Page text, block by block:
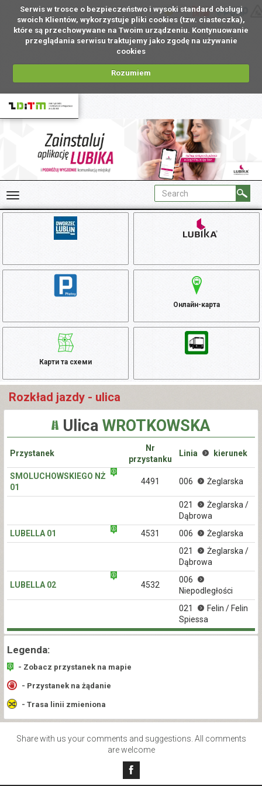
Serwis w trosce o bezpieczeństwo i wysoki standard obsługi
swoich Klientów, wykorzystuje pliki cookies (tzw. ciasteczka),
które są przechowywane na Twoim urządzeniu. Kontynuowanie
przeglądania serwisu traktujemy jako zgodę na używanie
cookies
Rozumiem
UA
Онлайн-карта
Карти та схеми
Rozkład jazdy - ulica
Ulica WROTKOWSKA
Przystanek
Nr
przystanku
Linia kierunek
SMOLUCHOWSKIEGO NŻ
01
4491 006 Żeglarska
021
Żeglarska /
Dąbrowa
LUBELLA 01
4531 006
Żeglarska
021
Żeglarska /
Dąbrowa
LUBELLA 02 4532
006
Niepodległości
021
Felin / Felin
Spiessa
Legenda:
- Zobacz przystanek na mapie
- Przystanek na żądanie
- Trasa linii zmieniona
Share with us your comments and suggestions. All comments
are welcome